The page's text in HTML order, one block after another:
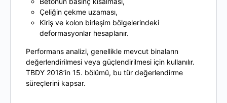
Çeliğin çekme uzaması,
Kiriş ve kolon birleşim bölgelerindeki
deformasyonlar hesaplanır.
Performans analizi, genellikle mevcut binaların
değerlendirilmesi veya güçlendirilmesi için kullanılır.
TBDY 2018’in 15. bölümü, bu tür değerlendirme
süreçlerini kapsar.